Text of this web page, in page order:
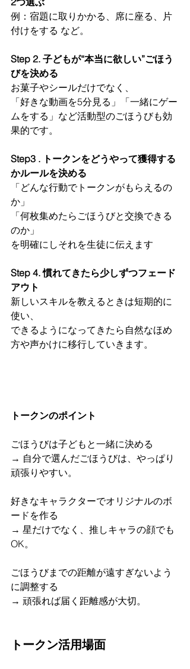
例：宿題に取りかかる、席に座る、片
付けをする など。
Step 2. 子どもが“本当に欲しい”ごほう
びを決める
お菓子やシールだけでなく、
「好きな動画を5分見る」「一緒にゲー
ムをする」など活動型のごほうびも効
果的です。
Step3 . トークンをどうやって獲得する
かルールを決める
「どんな行動でトークンがもらえるの
か」
「何枚集めたらごほうびと交換できる
のか」
を明確にしそれを生徒に伝えます
Step 4. 慣れてきたら少しずつフェード
アウト
新しいスキルを教えるときは短期的に
使い、
できるようになってきたら自然なほめ
方や声かけに移行していきます。
トークンのポイント
ごほうびは子どもと一緒に決める
→ 自分で選んだごほうびは、やっぱり
頑張りやすい。
好きなキャラクターでオリジナルのボ
ードを作る
→ 星だけでなく、推しキャラの顔でも
OK。
ごほうびまでの距離が遠すぎないよう
に調整する
→ 頑張れば届く距離感が大切。
トークン活用場面